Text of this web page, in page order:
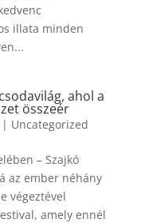
illata minden
ahol a
összeér
| Uncategorized
– Szajkó
az ember néhány
végeztével
amely ennél